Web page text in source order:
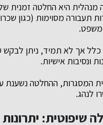
מנהלית היא החלטה זמנית
תעבורה מסוימות (כגון
משפט.
אך לא תמיד, ניתן לבקש
ונסיבות אישיות.
המסגרות, ההחלטה נשענת על
לנהג.
שיפוטית: